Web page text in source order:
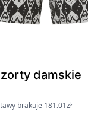
damskie
brakuje 181.01zł